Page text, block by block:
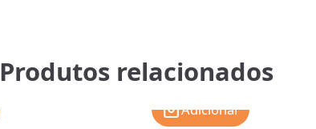
Produtos relacionados
Adicionar